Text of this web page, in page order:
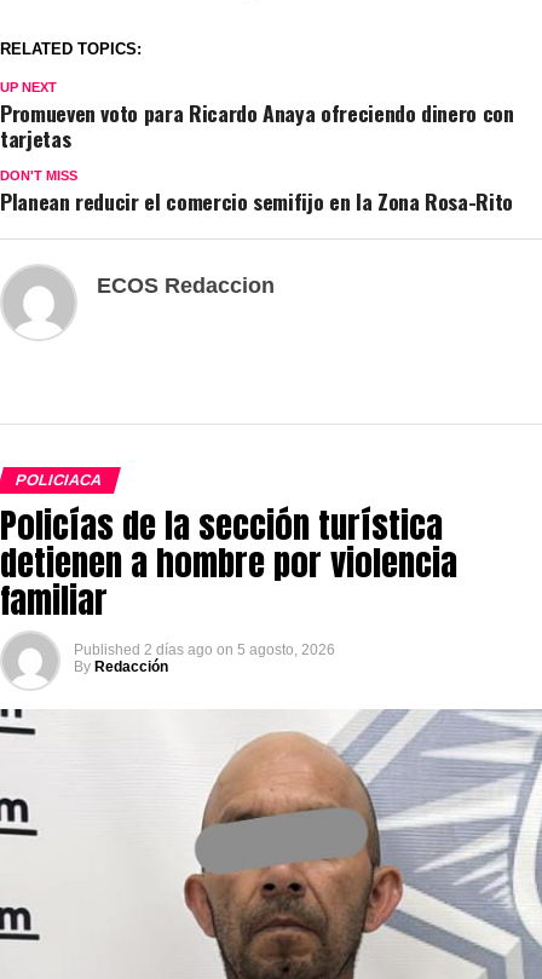
RELATED TOPICS:
UP NEXT
Promueven voto para Ricardo Anaya ofreciendo dinero con
tarjetas
DON'T MISS
Planean reducir el comercio semifijo en la Zona Rosa-Rito
ECOS Redaccion
POLICIACA
Policías de la sección turística
detienen a hombre por violencia
familiar
Published 2 días ago on 5 agosto, 2026
By Redacción